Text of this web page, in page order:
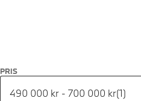
PRIS
490 000 kr - 700 000 kr(1)